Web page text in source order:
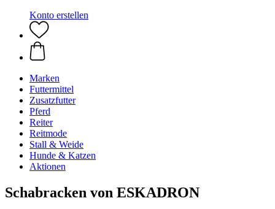
Konto erstellen
Marken
Futtermittel
Zusatzfutter
Pferd
Reiter
Reitmode
Stall & Weide
Hunde & Katzen
Aktionen
Schabracken von ESKADRON